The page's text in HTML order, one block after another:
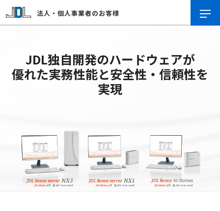
法人・個人事業者のお客様
JDL独自開発のハードウェアが
優れた実務性能と安全性・信頼性を
実現